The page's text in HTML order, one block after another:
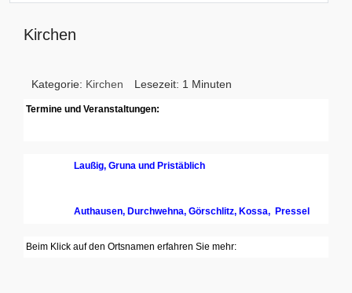
Kirchen
Kategorie: Kirchen Lesezeit: 1 Minuten
Termine und Veranstaltungen:
Laußig, Gruna und Pristäblich
Authausen, Durchwehna, Görschlitz, Kossa, Pressel
Beim Klick auf den Ortsnamen erfahren Sie mehr: